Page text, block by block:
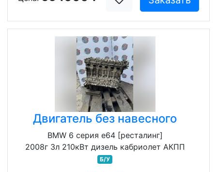
Двигатель без навесного
BMW 6 серия e64 [ресталинг]
2008г 3л 210кВт дизель кабриолет АКПП
Б/У